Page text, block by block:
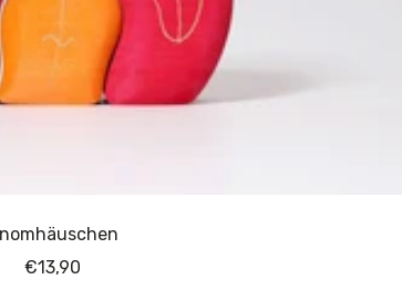
Angebotspreis
€13,90